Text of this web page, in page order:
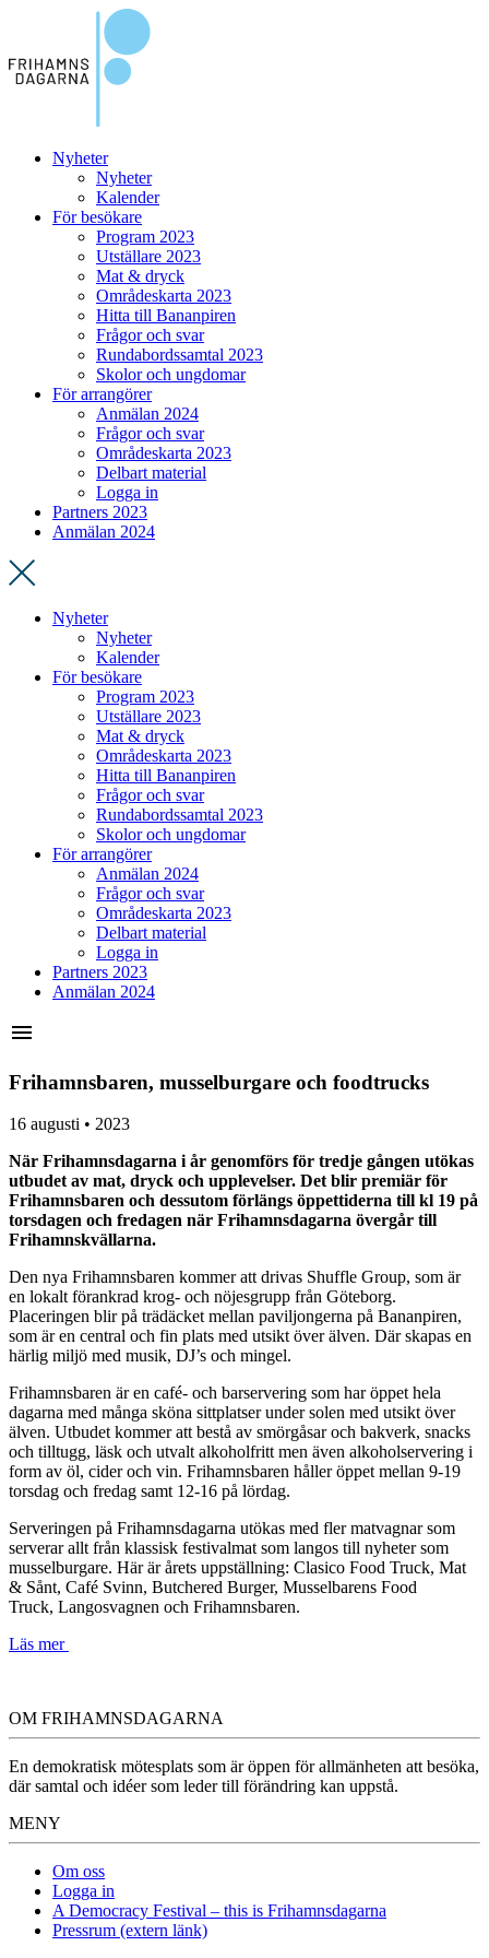
Nyheter
Nyheter
Kalender
För besökare
Program 2023
Utställare 2023
Mat & dryck
Områdeskarta 2023
Hitta till Bananpiren
Frågor och svar
Rundabordssamtal 2023
Skolor och ungdomar
För arrangörer
Anmälan 2024
Frågor och svar
Områdeskarta 2023
Delbart material
Logga in
Partners 2023
Anmälan 2024
Nyheter
Nyheter
Kalender
För besökare
Program 2023
Utställare 2023
Mat & dryck
Områdeskarta 2023
Hitta till Bananpiren
Frågor och svar
Rundabordssamtal 2023
Skolor och ungdomar
För arrangörer
Anmälan 2024
Frågor och svar
Områdeskarta 2023
Delbart material
Logga in
Partners 2023
Anmälan 2024
menu
Frihamnsbaren, musselburgare och foodtrucks
16 augusti • 2023
När Frihamnsdagarna i år genomförs för tredje gången utökas
utbudet av mat, dryck och upplevelser. Det blir premiär för
Frihamnsbaren och dessutom förlängs öppettiderna till kl 19 på
torsdagen och fredagen när Frihamnsdagarna övergår till
Frihamnskvällarna.
Den nya Frihamnsbaren kommer att drivas Shuffle Group, som är
en lokalt förankrad krog- och nöjesgrupp från Göteborg.
Placeringen blir på trädäcket mellan paviljongerna på Bananpiren,
som är en central och fin plats med utsikt över älven. Där skapas en
härlig miljö med musik, DJ’s och mingel.
Frihamnsbaren är en café- och barservering som har öppet hela
dagarna med många sköna sittplatser under solen med utsikt över
älven. Utbudet kommer att bestå av smörgåsar och bakverk, snacks
och tilltugg, läsk och utvalt alkoholfritt men även alkoholservering i
form av öl, cider och vin. Frihamnsbaren håller öppet mellan 9-19
torsdag och fredag samt 12-16 på lördag.
Serveringen på Frihamnsdagarna utökas med fler matvagnar som
serverar allt från klassisk festivalmat som langos till nyheter som
musselburgare. Här är årets uppställning: Clasico Food Truck, Mat
& Sånt, Café Svinn, Butchered Burger, Musselbarens Food
Truck, Langosvagnen och Frihamnsbaren.
Läs mer
OM FRIHAMNSDAGARNA
En demokratisk mötesplats som är öppen för allmänheten att besöka,
där samtal och idéer som leder till förändring kan uppstå.
MENY
Om oss
Logga in
A Democracy Festival – this is Frihamnsdagarna
Pressrum (extern länk)